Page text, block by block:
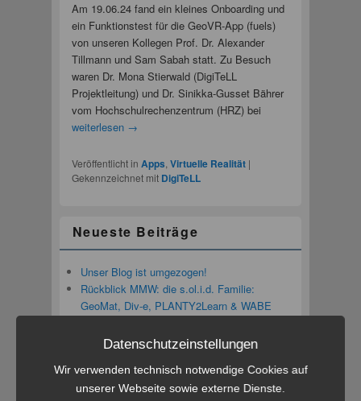
Am 19.06.24 fand ein kleines Onboarding und
ein Funktionstest für die GeoVR-App (fuels)
von unseren Kollegen Prof. Dr. Alexander
Tillmann und Sam Sabah statt. Zu Besuch
waren Dr. Mona Stierwald (DigiTeLL
Projektleitung) und Dr. Sinikka-Gusset Bährer
vom Hochschulrechenzentrum (HRZ) bei
weiterlesen →
Veröffentlicht in Apps Virtuelle Realität |
Gekennzeichnet mit DigiTeLL
Neueste Beiträge
Unser Blog ist umgezogen!
Rückblick MMW: die s.ol.i.d. Familie:
GeoMat, Div-e, PLANTY2Learn & WABE
MultimediaWerkstatt mit s.o.l.i.d. der App-
Baukasten 19.11.24, 15:30-17:30 Uhr
MMW Rückblick: Erstellung von digitalen
Erklärfilmen mit Doppeldecker-Toolkit
Datenschutzeinstellungen
Wir verwenden technisch notwendige Cookies auf
unserer Webseite sowie externe Dienste.